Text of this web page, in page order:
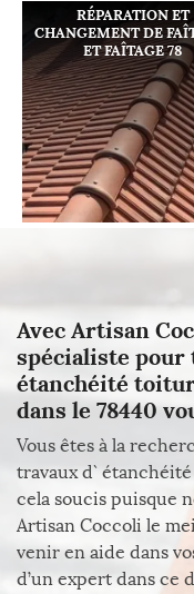
RÉPARATION ET
CHANGEMENT DE
ET FAÎTAGE 78
Avec Artisan
spécialiste pour
étanchéité
dans le 78440
Vous êtes à la
travaux d`
cela soucis puisque
Artisan Coccoli le
venir en aide dans
d’un expert dans ce